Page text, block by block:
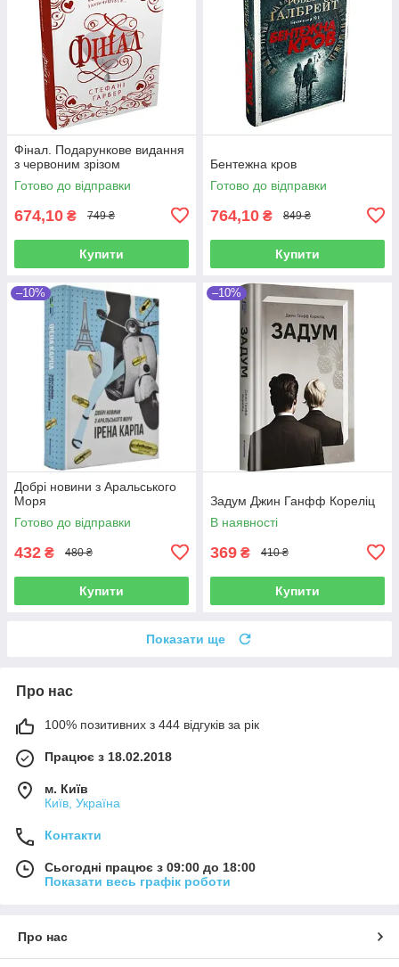
Фінал. Подарункове видання
з червоним зрізом
Готово до відправки
674,10 ₴ 749 ₴
Купити
Бентежна кров
Готово до відправки
764,10 ₴ 849 ₴
Купити
–10%
Добрі новини з Аральського
Моря
Готово до відправки
432 ₴ 480 ₴
Купити
–10%
Задум Джин Ганфф Кореліц
В наявності
369 ₴ 410 ₴
Купити
Показати ще
Про нас
100% позитивних з 444 відгуків за рік
Працює з 18.02.2018
м. Київ
Київ, Україна
Контакти
Сьогодні працює з 09:00 до 18:00
Показати весь графік роботи
Про нас